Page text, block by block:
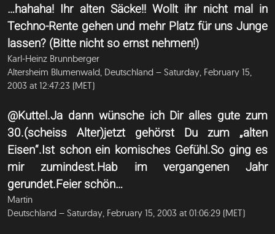
…hahaha! Ihr alten Säcke!! Wollt ihr nicht mal in
Techno-Rente gehen und mehr Platz für uns Junge
lassen? (Bitte nicht so ernst nehmen!)
Karl-Heinz Brunnberger
Altersheim Blumenwald, Deutschland – Saturday, February 15,
2003 at 12:47:23 (MET)
@Kuttel.Ja dann wünsche ich Dir alles gute zum
30.(scheiss Alter)jetzt gehörst Du zum „alten
Eisen“.Ist schon ein komisches Gefühl.So ging es
mir zumindest.Hab im vergangenen Jahr
gerundet.Feier schön…
Martin
Deutschland – Saturday, February 15, 2003 at 01:06:29 (MET)